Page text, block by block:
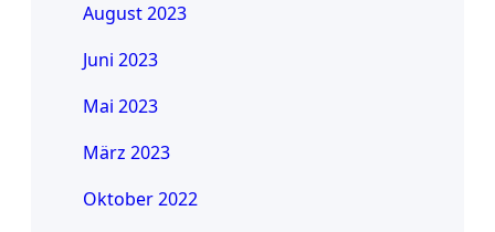
August 2023
Juni 2023
Mai 2023
März 2023
Oktober 2022